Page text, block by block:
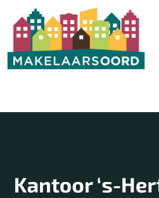
Kantoor ‘s-